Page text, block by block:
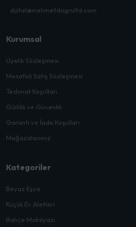
dijital@mehmetdogrultd.com
Kurumsal
Üyelik Sözleşmesi
Mesafeli Satış Sözleşmesi
Teslimat Koşulları
Gizlilik ve Güvenlik
Garanti ve İade Koşulları
Mağazalarımız
Kategoriler
Beyaz Eşya
Küçük Ev Aletleri
Bahçe Mobilyası